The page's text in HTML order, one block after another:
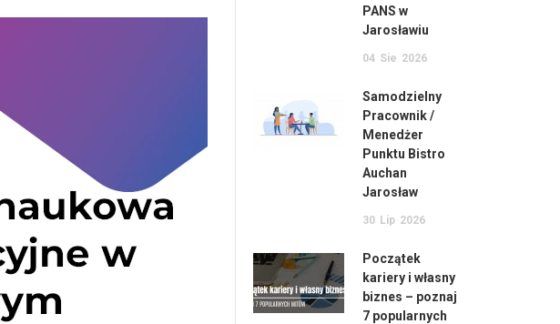
PANS w
Jarosławiu
04 Sie 2026
Samodzielny
Pracownik /
Menedżer
Punktu Bistro
Auchan
Jarosław
30 Lip 2026
Początek
kariery i własny
biznes – poznaj
7 popularnych